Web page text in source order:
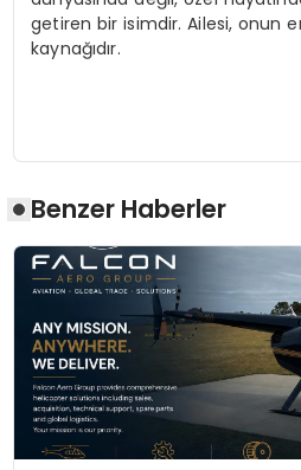
getiren bir isimdir. Ailesi, onun
kaynağıdır.
Benzer Haberler